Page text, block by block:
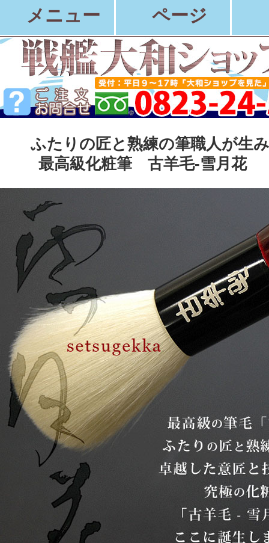
メニュー ページ
ふたりの匠と熟練の筆職人が生
最高級化粧筆 古羊毛-雪月花